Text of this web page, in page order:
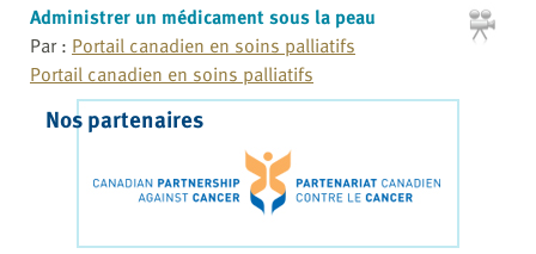
Administrer un médicament sous la peau
Par : Portail canadien en soins palliatifs
Portail canadien en soins palliatifs
Nos partenaires